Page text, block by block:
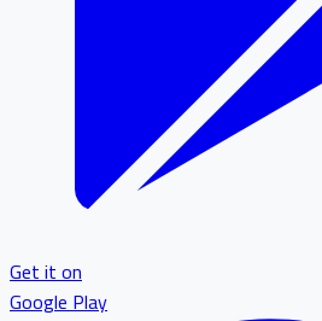
Get it on
Google Play